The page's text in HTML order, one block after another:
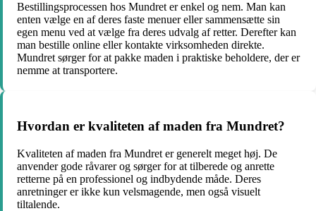
Bestillingsprocessen hos Mundret er enkel og nem. Man kan
enten vælge en af deres faste menuer eller sammensætte sin
egen menu ved at vælge fra deres udvalg af retter. Derefter kan
man bestille online eller kontakte virksomheden direkte.
Mundret sørger for at pakke maden i praktiske beholdere, der er
nemme at transportere.
Hvordan er kvaliteten af maden fra Mundret?
Kvaliteten af maden fra Mundret er generelt meget høj. De
anvender gode råvarer og sørger for at tilberede og anrette
retterne på en professionel og indbydende måde. Deres
anretninger er ikke kun velsmagende, men også visuelt
tiltalende.